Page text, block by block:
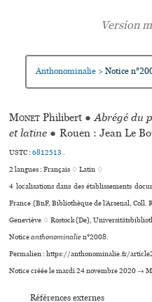
Anthonominalie > Notice
Monet Philibert ● Abrégé du
et latine ● Rouen : Jean Le
USTC :6812513.
2 langues :Français ♢Latin ♢
4 localisations dans des établissements
France (BnF, Bibliothèque de l’Arsenal,
Geneviève ♢ Rostock (De),
Noticeanthonominalien°2008.
Permalien : https://anthonominalie.fr/
Notice créée le mardi 24 novembre 2020 →
Références externes